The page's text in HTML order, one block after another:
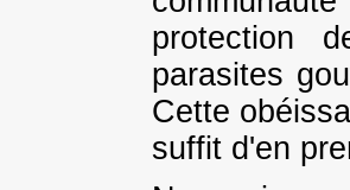
protection
parasites
Cette
suffit d'en